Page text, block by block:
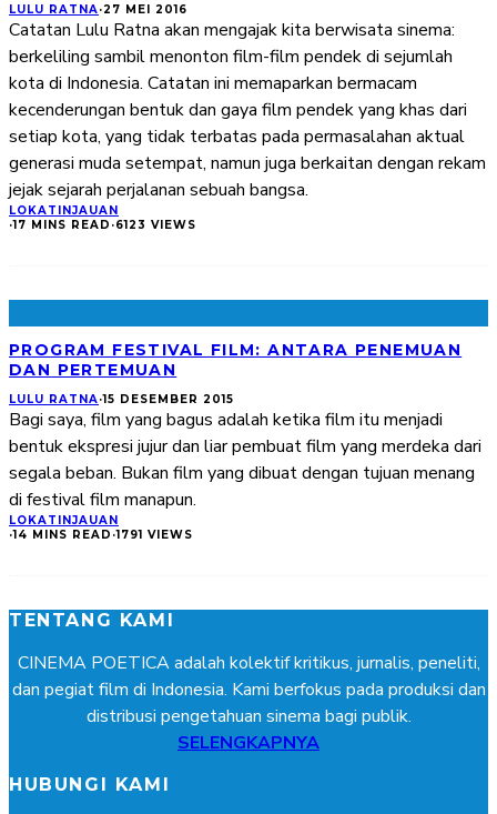
LULU RATNA·27 MEI 2016
Catatan Lulu Ratna akan mengajak kita berwisata sinema:
berkeliling sambil menonton film-film pendek di sejumlah
kota di Indonesia. Catatan ini memaparkan bermacam
kecenderungan bentuk dan gaya film pendek yang khas dari
setiap kota, yang tidak terbatas pada permasalahan aktual
generasi muda setempat, namun juga berkaitan dengan rekam
jejak sejarah perjalanan sebuah bangsa.
LOKATINJAUAN
·17 MINS READ ·6123 VIEWS
PROGRAM FESTIVAL FILM: ANTARA PENEMUAN
DAN PERTEMUAN
LULU RATNA·15 DESEMBER 2015
Bagi saya, film yang bagus adalah ketika film itu menjadi
bentuk ekspresi jujur dan liar pembuat film yang merdeka dari
segala beban. Bukan film yang dibuat dengan tujuan menang
di festival film manapun.
LOKATINJAUAN
·14 MINS READ ·1791 VIEWS
TENTANG KAMI
CINEMA POETICA adalah kolektif kritikus, jurnalis, peneliti,
dan pegiat film di Indonesia. Kami berfokus pada produksi dan
distribusi pengetahuan sinema bagi publik.
SELENGKAPNYA
HUBUNGI KAMI